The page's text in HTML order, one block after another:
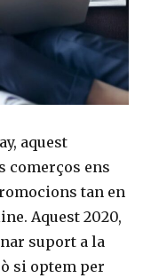
aquest
comerços ens
tan en
Aquest 2020,
suport a la
si optem per